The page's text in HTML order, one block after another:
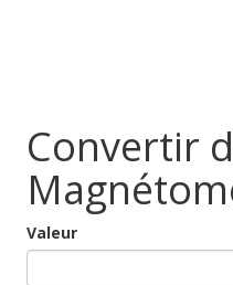
Convertir
Valeur